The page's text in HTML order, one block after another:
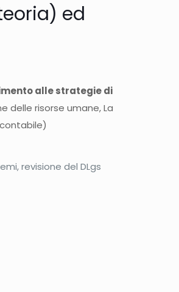
ed
alle strategie di
delle risorse umane, La
revisione del DLgs